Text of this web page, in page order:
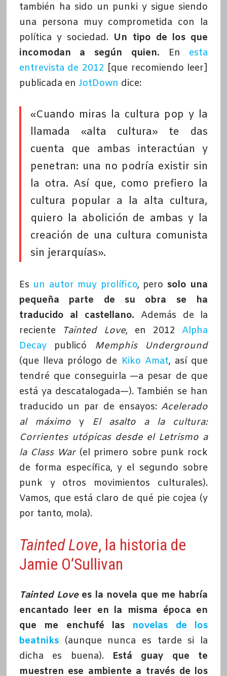
también ha sido un punki y sigue siendo
una persona muy comprometida con la
política y sociedad. Un tipo de los que
incomodan a según quien.
En esta
entrevista de 2012 [que recomiendo leer]
publicada en JotDown dice:
«Cuando miras la cultura pop y la
llamada «alta cultura» te das
cuenta que ambas interactúan y
penetran: una no podría existir sin
la otra. Así que, como prefiero la
cultura popular a la alta cultura,
quiero la abolición de ambas y la
creación de una cultura comunista
sin jerarquías».
Es un autor muy prolífico, pero solo una
pequeña parte de su obra se ha
traducido al castellano. Además de la
reciente
Tainted Love, en 2012Alpha
Decaypublicó Memphis Underground
(que lleva prólogo de Kiko Amat, así que
tendré que conseguirla —a pesar de que
está ya descatalogada—). También se han
traducido un par de ensayos: Acelerado
al máximoy El asalto a la cultura:
Corrientes utópicas desde el Letrismo a
la Class War(el primero sobre punk rock
de forma específica, y el segundo sobre
punk y otros movimientos culturales).
Vamos, que está claro de qué pie cojea (y
por tanto, mola).
Tainted Love, la historia de
Jamie O’Sullivan
Tainted Lovees la novela que me habría
encantado leer en la misma época en
que me enchufé las novelas de los
beatniks(aunque nunca es tarde si la
dicha es buena). Está guay que te
muestren ese ambiente a través de los